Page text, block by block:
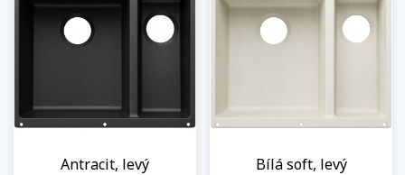
Antracit, levý Bílá soft, levý